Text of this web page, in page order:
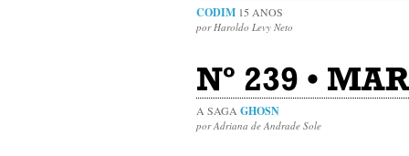
CODIM 15 ANOS
por Haroldo Levy Neto
Nº 239 •
A SAGA GHOSN
por Adriana de Andrade Sole